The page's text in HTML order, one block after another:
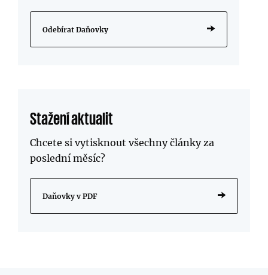
Odebírat Daňovky
Stažení aktualit
Chcete si vytisknout všechny články za
poslední měsíc?
Daňovky v PDF